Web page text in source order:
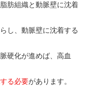
肪組織と動脈壁に沈着
し、動脈壁に沈着する
硬化が進めば、高血
る必要があります。